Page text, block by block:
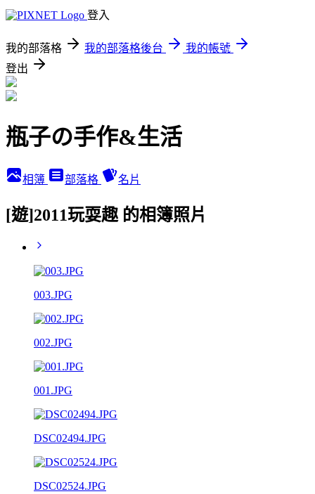
登入
我的部落格 我的部落格後台
我的帳號
登出
瓶子の手作&生活
相簿 部落格 名片
[遊]2011玩耍趣 的相簿照片
003.JPG
002.JPG
001.JPG
DSC02494.JPG
DSC02524.JPG